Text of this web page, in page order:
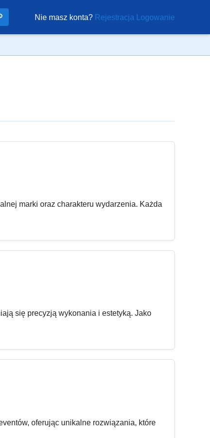
Nie masz konta? Rejestracja Logowanie
marki oraz charakteru wydarzenia. Każda
się precyzją wykonania i estetyką. Jako
oferując unikalne rozwiązania, które